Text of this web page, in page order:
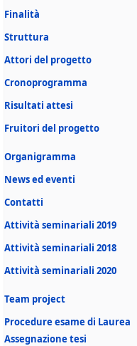
Finalità
Struttura
Attori del progetto
Cronoprogramma
Risultati attesi
Fruitori del progetto
Organigramma
News ed eventi
Contatti
Attività seminariali 2019
Attività seminariali 2018
Attività seminariali 2020
Team project
Procedure esame di Laurea
Assegnazione tesi